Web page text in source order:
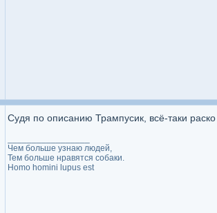
Судя по описанию Трампусик, всё-таки раско
Чем больше узнаю людей,
Тем больше нравятся собаки.
Homo homini lupus est